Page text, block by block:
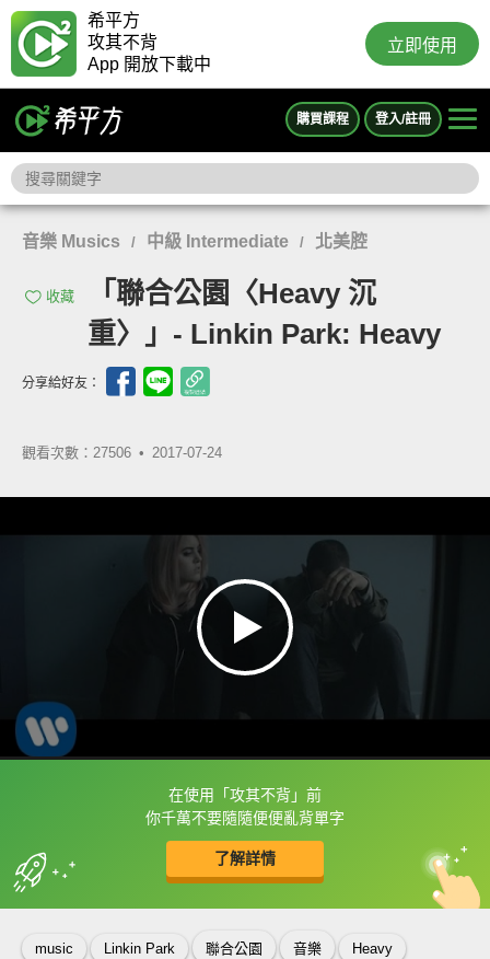
希平方
攻其不背
App 開放下載中
立即使用
購買課程 登入/註冊
音樂 Musics / 中級 Intermediate / 北美腔
收藏
「聯合公園〈Heavy 沉
重〉」- Linkin Park: Heavy
分享給好友：
觀看次數：27506 • 2017-07-24
在使用「攻其不背」前
你千萬不要隨隨便便亂背單字
了解詳情
框選或點兩下字幕可以直接查字典喔！
收錄佳句 中
英
music Linkin Park 聯合公園 音樂 Heavy